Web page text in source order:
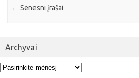
← Senesni įrašai
Archyvai
Archyvai